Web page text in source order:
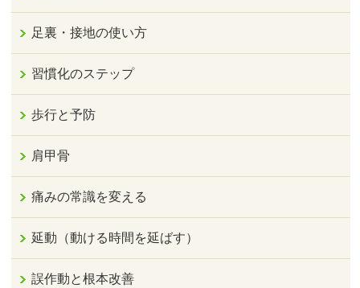
足裏・接地の使い方
習慣化のステップ
歩行と予防
肩甲骨
痛みの常識を変える
延動（動ける時間を延ばす）
誤作動と根本改善